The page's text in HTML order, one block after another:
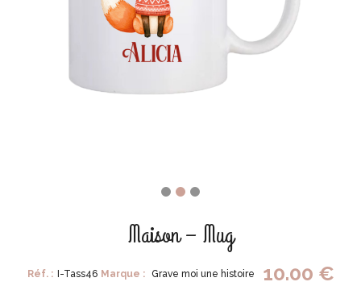
Maison – Mug
Réf. : I-Tass46 Marque : Grave moi une histoire 10.00 €